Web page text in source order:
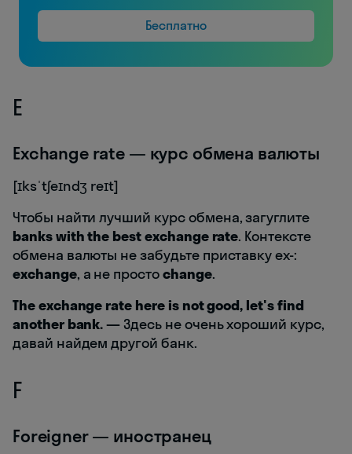
Бесплатно
E
Exchange rate — курс обмена валюты
[ɪksˈtʃeɪndʒ reɪt]
Чтобы найти лучший курс обмена, загуглите
banks with the best exchange rate. Контексте
обмена валюты не забудьте приставку ex-:
exchange, а не простоchange.
The exchange rate here is not good, let's find
another bank.— Здесь не очень хороший курс,
давай найдем другой банк.
F
Foreigner — иностранец